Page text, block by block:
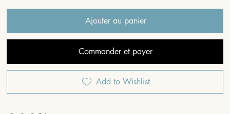
Ajouter au panier
Commander et payer
Add to Wishlist